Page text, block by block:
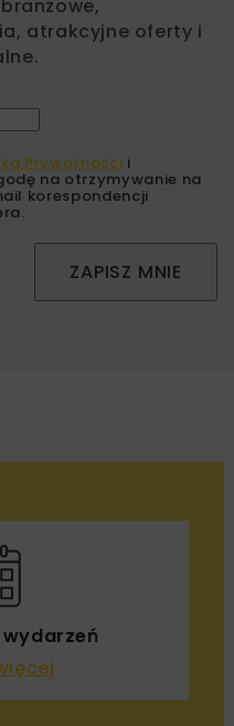
atrakcyjne oferty i
Prywatności i
na otrzymywanie na
korespondencji
ZAPISZ MNIE